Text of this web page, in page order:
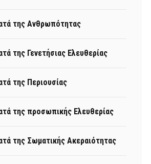
της Ανθρωπότητας
της Γενετήσιας Ελευθερίας
της Περιουσίας
της προσωπικής Ελευθερίας
της Σωματικής Ακεραιότητας